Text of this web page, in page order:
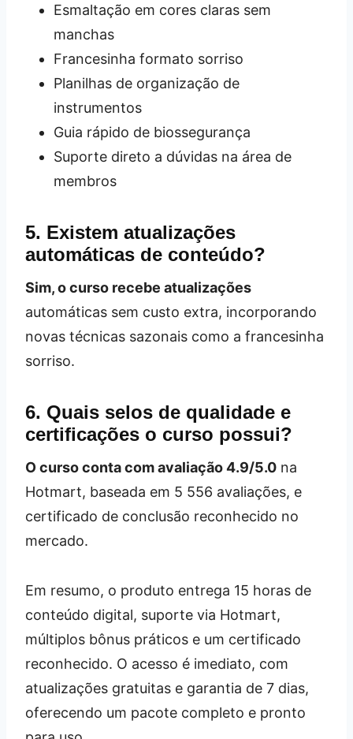
Esmaltação em cores claras sem
manchas
Francesinha formato sorriso
Planilhas de organização de
instrumentos
Guia rápido de biossegurança
Suporte direto a dúvidas na área de
membros
5. Existem atualizações
automáticas de conteúdo?
Sim, o curso recebe atualizações
automáticas sem custo extra, incorporando
novas técnicas sazonais como a francesinha
sorriso.
6. Quais selos de qualidade e
certificações o curso possui?
O curso conta com avaliação 4.9/5.0 na
Hotmart, baseada em 5 556 avaliações, e
certificado de conclusão reconhecido no
mercado.
Em resumo, o produto entrega 15 horas de
conteúdo digital, suporte via Hotmart,
múltiplos bônus práticos e um certificado
reconhecido. O acesso é imediato, com
atualizações gratuitas e garantia de 7 dias,
oferecendo um pacote completo e pronto